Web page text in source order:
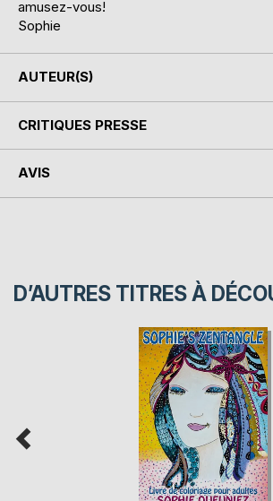
amusez-vous!
Sophie
AUTEUR(S)
CRITIQUES PRESSE
AVIS
D’AUTRES TITRES À